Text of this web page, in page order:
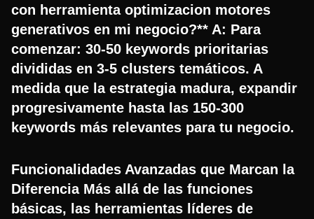
con herramienta optimizacion motores
generativos en mi negocio?** A: Para
comenzar: 30-50 keywords prioritarias
divididas en 3-5 clusters temáticos. A
medida que la estrategia madura, expandir
progresivamente hasta las 150-300
keywords más relevantes para tu negocio.
Funcionalidades Avanzadas que Marcan la
Diferencia Más allá de las funciones
básicas, las herramientas líderes de